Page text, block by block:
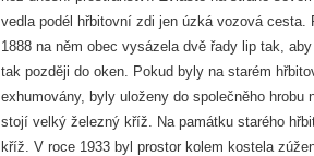
vedla podél hřbitovní zdi jen úzká vozová
1888 na něm obec vysázela dvě řady lip tak,
tak později do oken. Pokud byly na starém
exhumovány, byly uloženy do společněho
stojí velký železný kříž. Na památku starého
kříž. V roce 1933 byl prostor kolem kostela